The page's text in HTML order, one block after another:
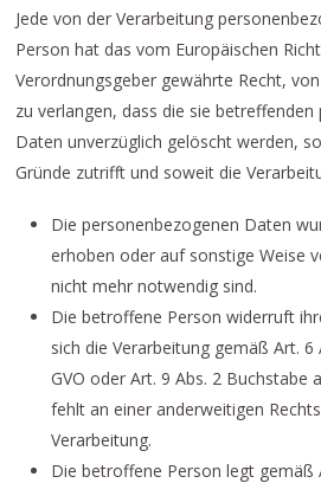
Jede von der Verarbeitung
Person hat das vom Europäischen
Verordnungsgeber gewährte Recht,
zu verlangen, dass die sie
Daten unverzüglich gelöscht werden,
Gründe zutrifft und soweit die
Die personenbezogenen Daten
erhoben oder auf sonstige Weise
nicht mehr notwendig sind.
Die betroffene Person widerruft
sich die Verarbeitung gemäß Art. 6
GVO oder Art. 9 Abs. 2 Buchstabe
fehlt an einer anderweitigen
Verarbeitung.
Die betroffene Person legt gemäß